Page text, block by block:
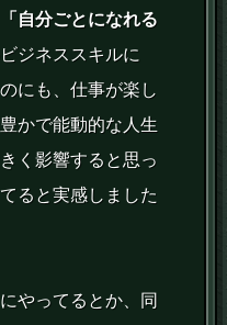
「自分ごとになれる
ジネススキルに
にも、仕事が楽し
かで能動的な人生
く影響すると思っ
ると実感しました
やってるとか、同